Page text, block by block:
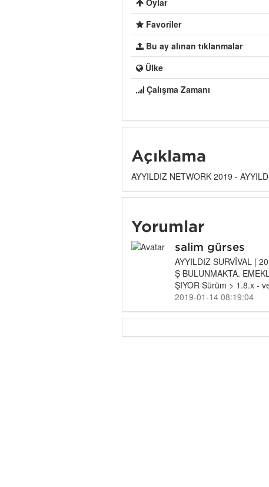
Oylar
Favoriler
Bu ay alınan tıklanmalar
Ülke
Çalışma Zamanı
Açıklama
AYYILDIZ NETWORK 2019 -
Yorumlar
salim gürses
AYYILDIZ SURVİVAL |
Ş BULUNMAKTA.
ŞIYOR Sürüm > 1.8.x -
2019-01-14 08:19:04